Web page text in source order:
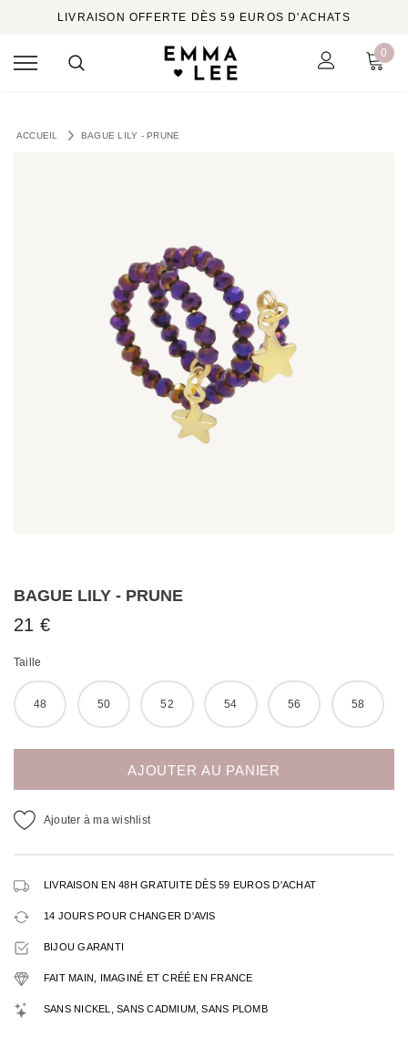
LIVRAISON OFFERTE DÈS 59 EUROS D'ACHATS
0
ACCUEIL BAGUE LILY - PRUNE
BAGUE LILY - PRUNE
21 €
Taille
48 50 52 54 56 58
Ajouter à ma wishlist
LIVRAISON EN 48H GRATUITE DÈS 59 EUROS D'ACHAT
14 JOURS POUR CHANGER D'AVIS
BIJOU GARANTI
FAIT MAIN, IMAGINÉ ET CRÉÉ EN FRANCE
SANS NICKEL, SANS CADMIUM, SANS PLOMB